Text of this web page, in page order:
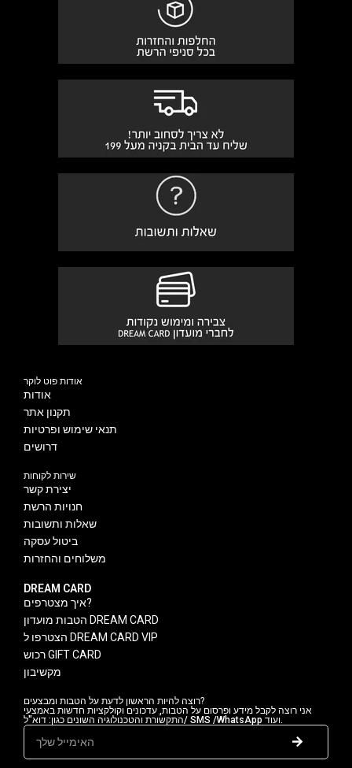
אודות פוט לוקר
אודות
תקנון אתר
תנאי שימוש ופרטיות
דרושים
שירות לקוחות
יצירת קשר
חנויות הרשת
שאלות ותשובות
ביטול עסקה
משלוחים והחזרות
DREAM CARD
איך מצטרפים?
הטבות מועדון DREAM CARD
הצטרפו ל DREAM CARD VIP
רכוש GIFT CARD
מקשיבון
רוצה להיות הראשון לדעת על הטבות ומבצעים?
אני רוצה לקבל מידע ופרסום על הטבות, עדכונים וקולקציות חדשות באמצעי
התקשורת והטכנולוגיה השונים כגון: דוא"ל/ SMS /WhatsApp ועוד.